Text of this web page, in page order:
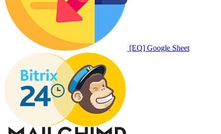
[EQ] Google Sheet